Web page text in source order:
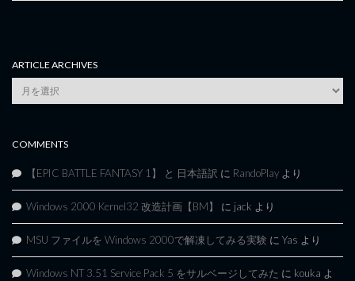
ARTICLE ARCHIVES
Article
Archives
COMMENTS
【EPIC BATTLE FANTASY 1】 と 日本語訳 に RandoPlay より
Windows 2000 Kernel32 改造計画【BM】 に jack より
MSU ファイルを Windows 2000で解凍してみる実験 に Yas より
Windows NT 3.51 Service Pack 5 をサルベージしてみた に kouka よ